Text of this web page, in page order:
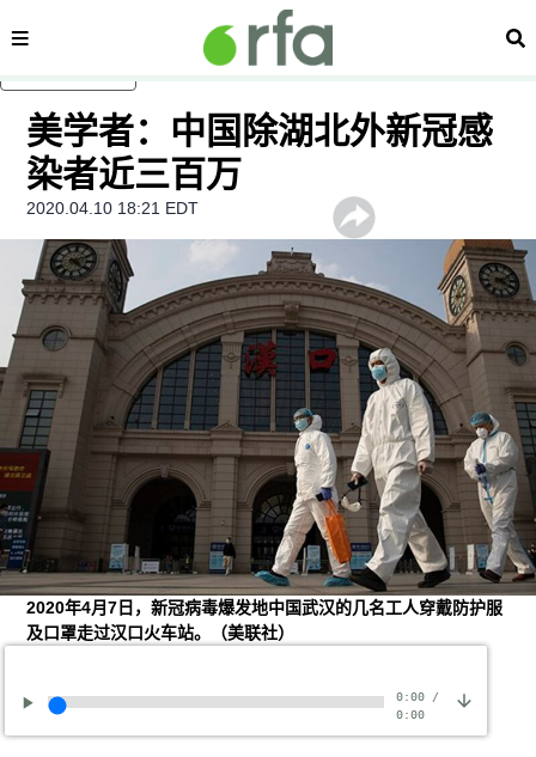
内容分类 搜
美学者：中国除湖北外新冠感
染者近三百万
2020.04.10 18:21 EDT
2020年4月7日，新冠病毒爆发地中国武汉的几名工人穿戴防护服
及口罩走过汉口火车站。（美联社）
0:00/
0:00